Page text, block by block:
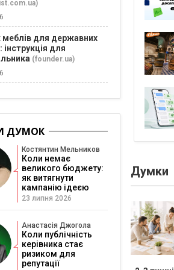
Думки
для державних
інструкція для
(founder.ua)
ДУМОК
Костянтин Мельников
Коли немає
великого бюджету:
як витягнути
кампанію ідеєю
23 липня 2026
Анастасія Джогола
Коли публічність
керівника стає
ризиком для
репутації